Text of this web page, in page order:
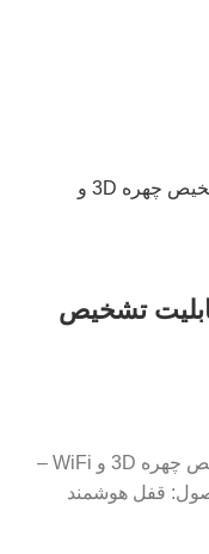
تشخیص
قفل هوشمند شیشه‌ای با قابلیت تشخیص چهره 3D و WiFi –
قفل هوشمند